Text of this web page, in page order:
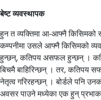
बेष्ट व्यवस्थापक
हुन त व्यक्तिमा आ-आफ्नै किसिमको
कम्पनीमा उसले आफ्नै किसिमको
हुन्छन्, कतिपय असफल हुन्छन् ।
बिचमै बाहिरिन्छन् । तर, कतिपय
नेतृत्व गरिरहन्छन् । बोर्डले पनि
अवसर पाउने मध्येका एक हुन्